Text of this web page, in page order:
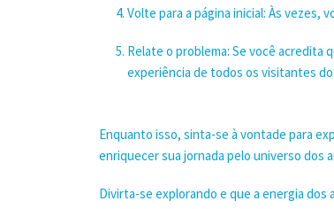
Volte para a página inicial: Às vezes,
Relate o problema: Se você acredita
experiência de todos os visitantes do
Enquanto isso, sinta-se à vontade para
enriquecer sua jornada pelo universo dos
Divirta-se explorando e que a energia dos